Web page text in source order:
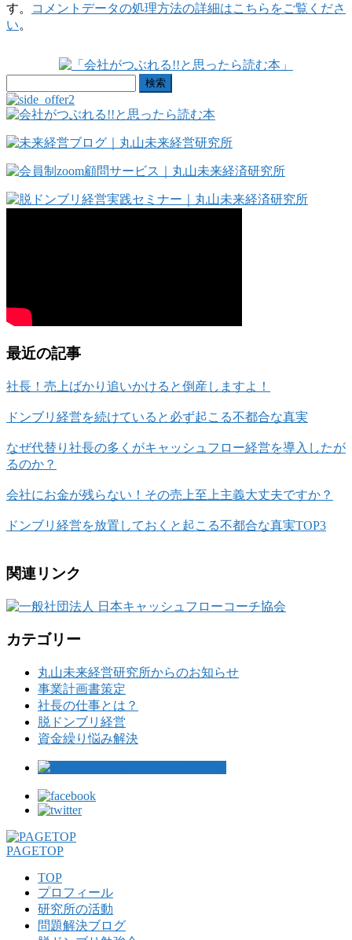
す。
コメントデータの処理方法の詳細はこちらをご覧くださ
い。
索:
最近の記事
社長！売上ばかり追いかけると倒産しますよ！
ドンブリ経営を続けていると必ず起こる不都合な真実
なぜ代替り社長の多くがキャッシュフロー経営を導入したが
るのか？
会社にお金が残らない！その売上至上主義大丈夫ですか？
ドンブリ経営を放置しておくと起こる不都合な真実TOP3
関連リンク
カテゴリー
丸山未来経営研究所からのお知らせ
事業計画書策定
社長の仕事とは？
脱ドンブリ経営
資金繰り悩み解決
PAGETOP
TOP
プロフィール
研究所の活動
問題解決ブログ